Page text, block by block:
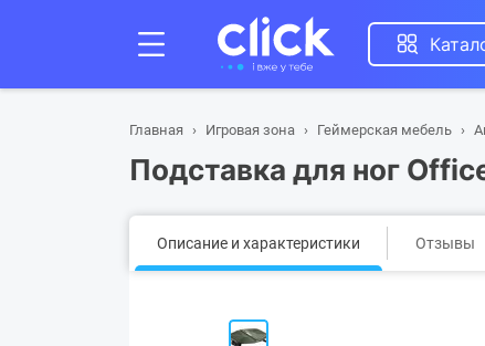
Главная Игровая зона Геймерская мебель
Подставка для ног
Описание и характеристики Отзывы